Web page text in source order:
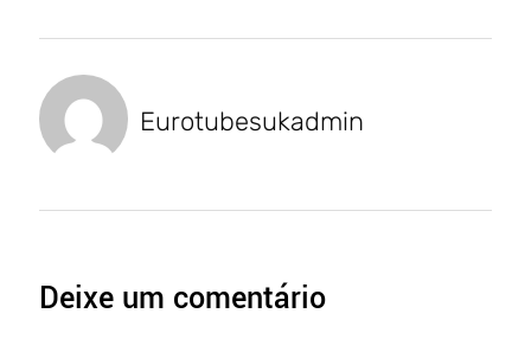
Eurotubesukadmin
Deixe um comentário